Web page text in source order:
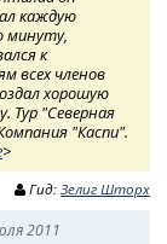
каждую
минуту,
к
всех членов
хорошую
Тур "Северная
"Каспи".
>
Гид:Зелиг Шторх
2011